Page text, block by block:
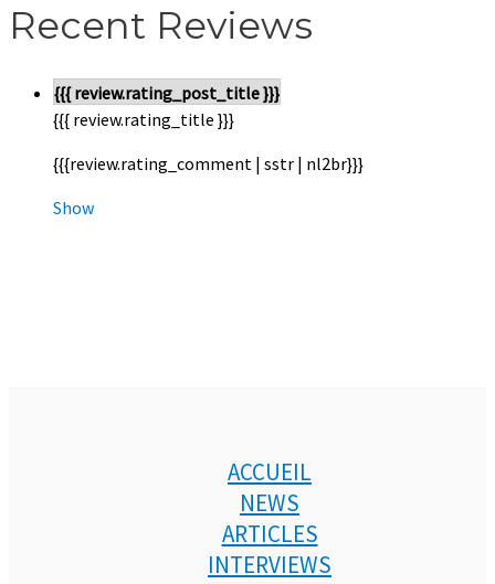
Recent Reviews
{{{ review.rating_post_title }}}
{{{ review.rating_title }}}
{{{review.rating_comment | sstr | nl2br}}}
Show
ACCUEIL
NEWS
ARTICLES
INTERVIEWS